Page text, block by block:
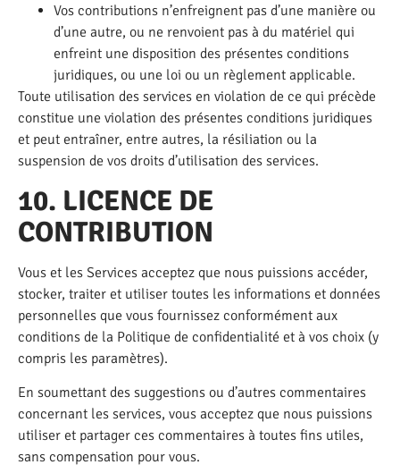
Vos contributions n’enfreignent pas d’une manière ou
d’une autre, ou ne renvoient pas à du matériel qui
enfreint une disposition des présentes conditions
juridiques, ou une loi ou un règlement applicable.
Toute utilisation des services en violation de ce qui précède
constitue une violation des présentes conditions juridiques
et peut entraîner, entre autres, la résiliation ou la
suspension de vos droits d’utilisation des services.
10. LICENCE DE
CONTRIBUTION
Vous et les Services acceptez que nous puissions accéder,
stocker, traiter et utiliser toutes les informations et données
personnelles que vous fournissez conformément aux
conditions de la Politique de confidentialité et à vos choix (y
compris les paramètres).
En soumettant des suggestions ou d’autres commentaires
concernant les services, vous acceptez que nous puissions
utiliser et partager ces commentaires à toutes fins utiles,
sans compensation pour vous.